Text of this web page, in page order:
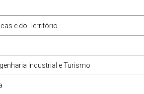
e do Território
Industrial e Turismo